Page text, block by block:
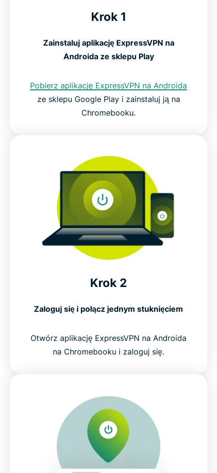
Krok 1
Zainstaluj aplikację ExpressVPN na
Androida ze sklepu Play
Pobierz aplikację ExpressVPN na Androida
ze sklepu Google Play i zainstaluj ją na
Chromebooku.
Krok 2
Zaloguj się i połącz jednym stuknięciem
Otwórz aplikację ExpressVPN na Androida
na Chromebooku i zaloguj się.